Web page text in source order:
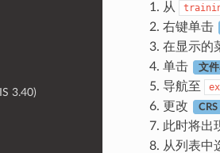
3.40)
从
右键单击
在显示的
单击
文
导航至
更改 CRS
此时将出
从列表中